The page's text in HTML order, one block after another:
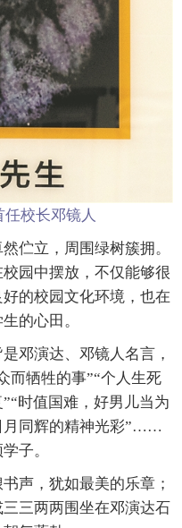
校长邓镜人
立，周围绿树簇拥。
园中摆放，不仅能够很
的校园文化环境，也在
的心田。
演达、邓镜人名言，
而牺牲的事”“个人生死
时值国难，好男儿当为
月同辉的精神光彩”……
子。
，犹如最美的乐章；
三两两围坐在邓演达石